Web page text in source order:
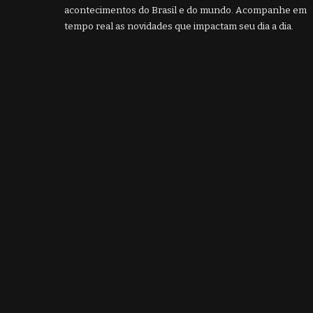
acontecimentos do Brasil e do mundo. Acompanhe em
tempo real as novidades que impactam seu dia a dia.